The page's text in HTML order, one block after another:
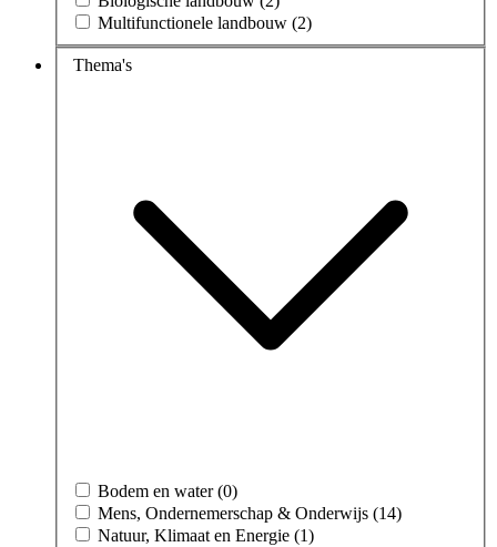
Multifunctionele landbouw (2)
Thema's
Bodem en water (0)
Mens, Ondernemerschap & Onderwijs (14)
Natuur, Klimaat en Energie (1)